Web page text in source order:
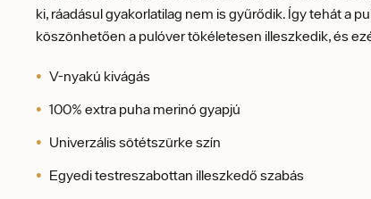
ki, ráadásul gyakorlatilag nem is gyűrődik. Így tehát a
köszönhetően a pulóver tökéletesen illeszkedik, és
V-nyakú kivágás
100% extra puha merinó gyapjú
Univerzális sötétszürke szín
Egyedi testreszabottan illeszkedő szabás